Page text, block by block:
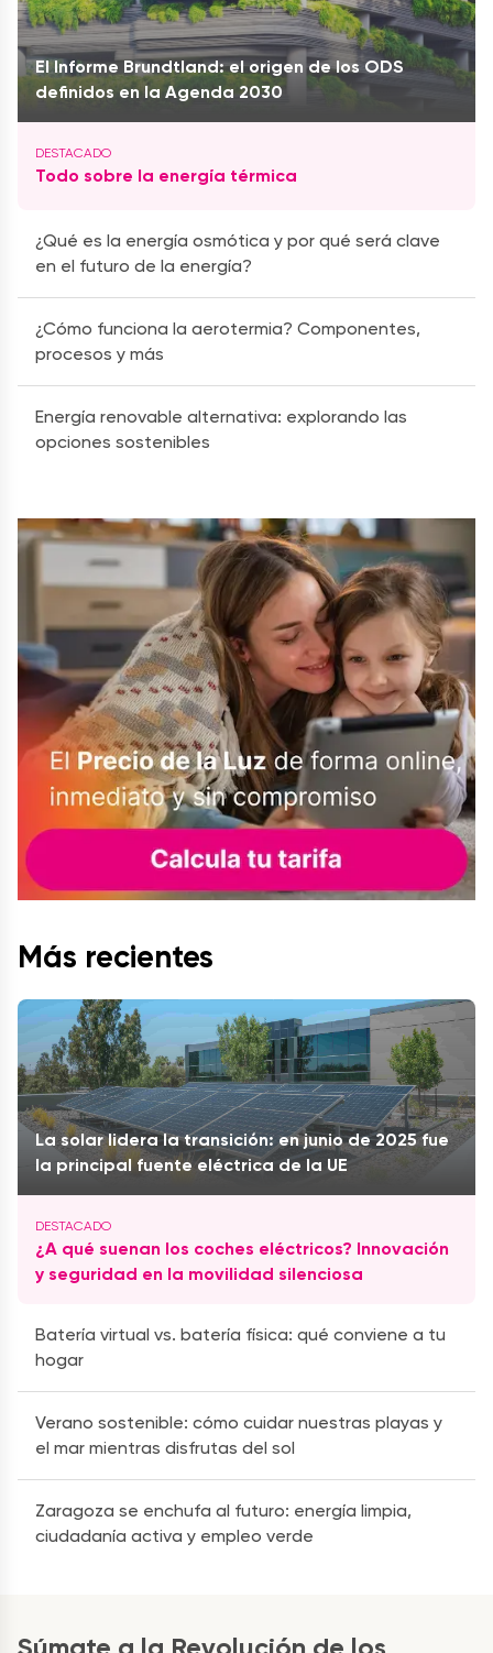
El Informe Brundtland: el origen de los ODS
definidos en la Agenda 2030
Todo sobre la energía térmica
¿Qué es la energía osmótica y por qué será clave
en el futuro de la energía?
¿Cómo funciona la aerotermia? Componentes,
procesos y más
Energía renovable alternativa: explorando las
opciones sostenibles
Más recientes
La solar lidera la transición: en junio de 2025 fue
la principal fuente eléctrica de la UE
¿A qué suenan los coches eléctricos? Innovación
y seguridad en la movilidad silenciosa
Batería virtual vs. batería física: qué conviene a tu
hogar
Verano sostenible: cómo cuidar nuestras playas y
el mar mientras disfrutas del sol
Zaragoza se enchufa al futuro: energía limpia,
ciudadanía activa y empleo verde